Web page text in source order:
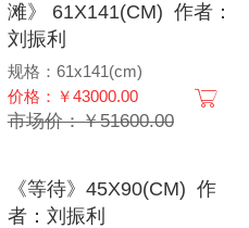
滩》 61X141(CM) 作者：
刘振利
规格：61x141(cm)
价格：￥43000.00
市场价：￥51600.00
《等待》45X90(CM) 作
者：刘振利